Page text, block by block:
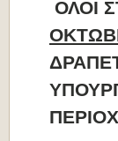
ΟΛΟΙ